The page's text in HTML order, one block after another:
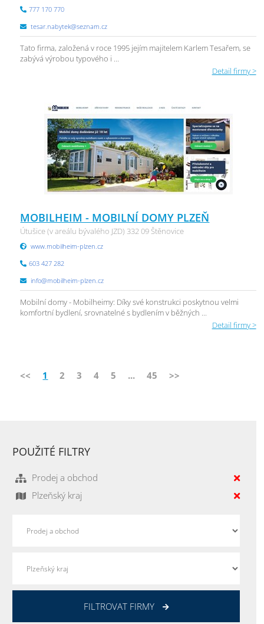
777 170 770
tesar.nabytek@seznam.cz
Tato firma, založená v roce 1995 jejím majitelem Karlem Tesařem, se
zabývá výrobou typového i ...
Detail firmy >
MOBILHEIM - MOBILNÍ DOMY PLZEŇ
Útušice (v areálu bývalého JZD) 332 09 Štěnovice
www.mobilheim-plzen.cz
603 427 282
info@mobilheim-plzen.cz
Mobilní domy - Mobilheimy: Díky své konstrukci poskytnou velmi
komfortní bydlení, srovnatelné s bydlením v běžných ...
Detail firmy >
<< 1 2 3 4 5 ... 45 >>
POUŽITÉ FILTRY
Prodej a obchod
Plzeňský kraj
FILTROVAT FIRMY